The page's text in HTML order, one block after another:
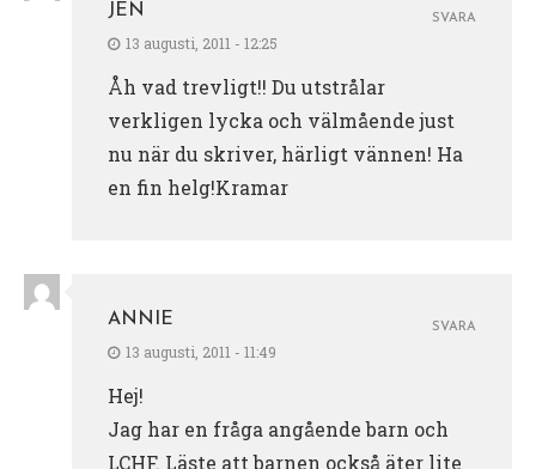
JEN
13 augusti, 2011 - 12:25
Åh vad trevligt!! Du utstrålar
verkligen lycka och välmående just
nu när du skriver, härligt vännen! Ha
en fin helg!Kramar
SVARA
ANNIE
13 augusti, 2011 - 11:49
Hej!
Jag har en fråga angående barn och
LCHF. Läste att barnen också äter lite
SVARA